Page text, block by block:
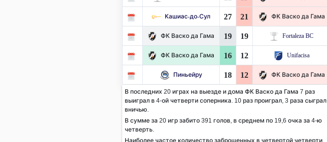
Кашиас-до-Сул 27 21 ФК Васко да Гама
ФК Васко да Гама 19 19 Fortaleza BC
ФК Васко да Гама 16 12 Unifacisa
Пиньейру 18 12 ФК Васко да Гама
В последних 20 играх на выезде и дома ФК Васко да Гама 7 раз
выиграл в 4-ой четверти соперника. 10 раз проиграл, 3 раза сыграл
вничью.
В сумме за 20 игр забито 391 голов, в среднем по 19,6 очка за 4-ю
четверть.
Наиболее частое количество заброшенных в четвертой четверти